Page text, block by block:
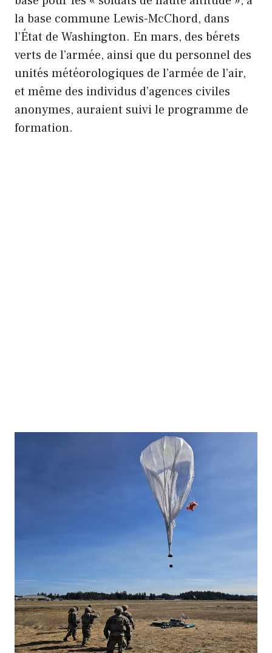
la base commune Lewis-McChord, dans
l’État de Washington. En mars, des bérets
verts de l’armée, ainsi que du personnel des
unités météorologiques de l’armée de l’air,
et même des individus d’agences civiles
anonymes, auraient suivi le programme de
formation.